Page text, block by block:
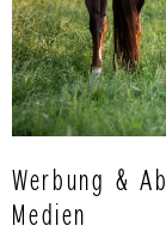
Werbung &
Medien